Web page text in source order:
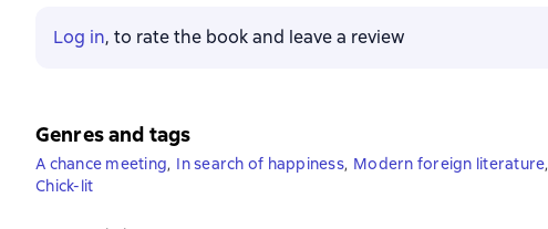
Log in, to rate the book and leave a review
Genres and tags
A chance meeting, In search of happiness, Modern foreign literature,
Сhick-lit